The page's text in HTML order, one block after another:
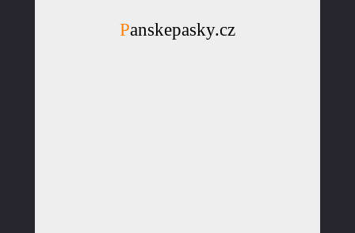
Panskepasky.cz